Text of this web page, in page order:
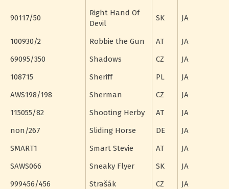
90117/50
Right Hand Of
Devil
SK JA
100930/2 Robbie the Gun AT
JA
69095/350
Shadows CZ
JA
108715
Sheriff PL
JA
AWS198/198
Sherman CZ
JA
115055/82
Shooting Herby AT
JA
non/267
Sliding Horse DE
JA
SMART1
Smart Stevie AT
JA
SAWS066
Sneaky Flyer SK
JA
999456/456
Strašák CZ
JA